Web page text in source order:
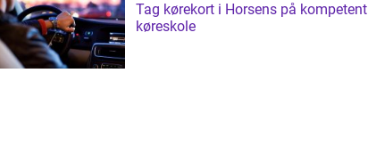
Tag kørekort i Horsens på kompetent
køreskole